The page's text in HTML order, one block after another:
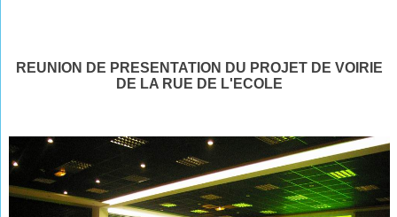
REUNION DE PRESENTATION DU PROJET DE VOIRIE
DE LA RUE DE L'ECOLE